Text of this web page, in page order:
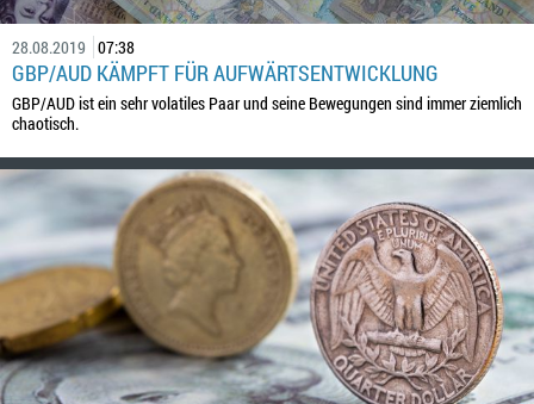
28.08.2019 07:38
GBP/AUD KÄMPFT FÜR AUFWÄRTSENTWICKLUNG
GBP/AUD ist ein sehr volatiles Paar und seine Bewegungen sind immer ziemlich
chaotisch.